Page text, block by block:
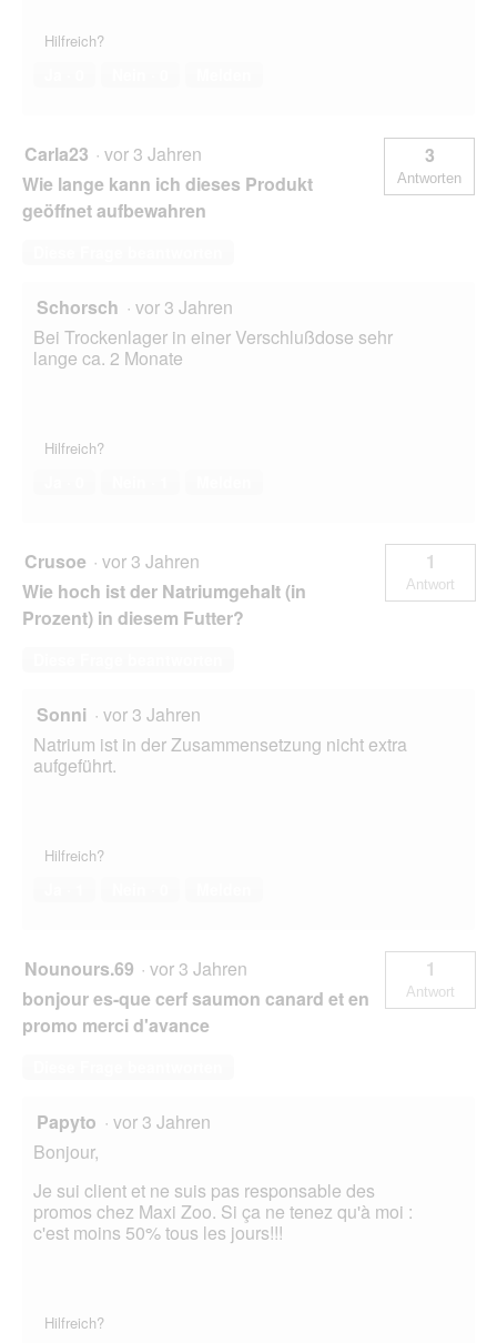
Hilfreich?
Carla23 · vor 3 Jahren
Wie lange kann ich dieses Produkt
geöffnet aufbewahren
3
Antworten
Schorsch · vor 3 Jahren
Bei Trockenlager in einer Verschlußdose sehr
lange ca. 2 Monate
Hilfreich?
Crusoe · vor 3 Jahren
Wie hoch ist der Natriumgehalt (in
Prozent) in diesem Futter?
1
Antwort
Sonni · vor 3 Jahren
Natrium ist in der Zusammensetzung nicht extra
aufgeführt.
Hilfreich?
Nounours.69 · vor 3 Jahren
bonjour es-que cerf saumon canard et en
promo merci d'avance
1
Antwort
Papyto · vor 3 Jahren
Bonjour,
Je sui client et ne suis pas responsable des
promos chez Maxi Zoo. Si ça ne tenez qu'à moi :
c'est moins 50% tous les jours!!!
Hilfreich?